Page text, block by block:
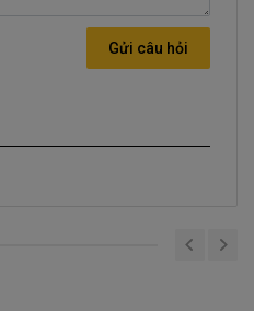
laptop đã báo đầy nhưng
nhanh hết pin.
dụng được 15 phút tự
đã đầy 100%. Báo pin
dây adapter ra thì máy
nguồn được...
Gửi câu hỏi